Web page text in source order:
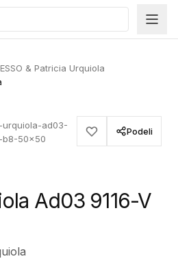
& Patricia Urquiola
urquiola-ad03-
b8-50x50
Podeli
Ad03 9116-V